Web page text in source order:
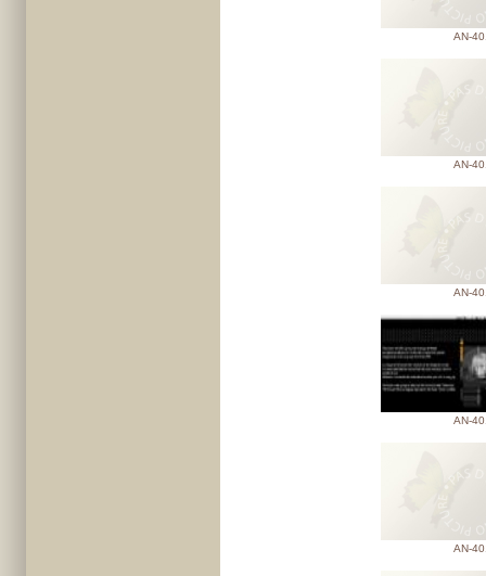
AN-
AN-
AN-
AN-
AN-